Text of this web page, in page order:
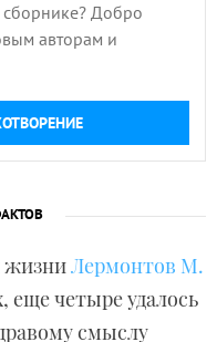
сборнике? Добро
авторам и
жизниЛермонтов М.
еще четыре удалось
смыслу